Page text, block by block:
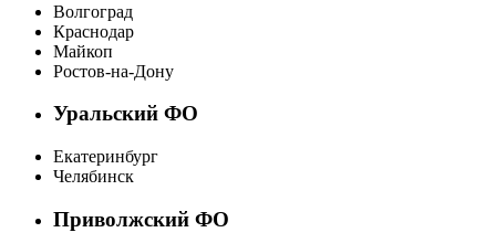
Волгоград
Краснодар
Майкоп
Ростов-на-Дону
Уральский ФО
Екатеринбург
Челябинск
Приволжский ФО